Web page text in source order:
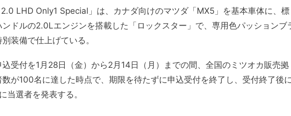
LHD Only1 Special」は、カナダ向けのマツダ「MX5」を基本車体に、標
ドルの2.0Lエンジンを搭載した「ロックスター」で、専用色パッションブ
装備で仕上げている。
受付を1月28日（金）から2月14日（月）までの間、全国のミツオカ販売拠
が100名に達した時点で、期限を待たずに申込受付を終了し、受付終了後
当選者を発表する。